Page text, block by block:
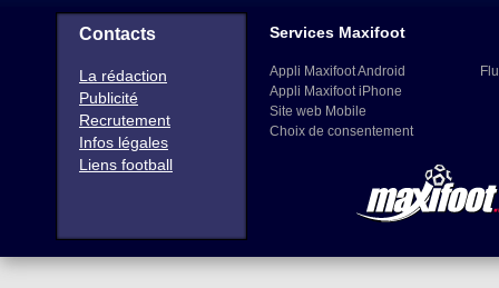
Contacts
La rédaction
Publicité
Recrutement
Infos légales
Liens football
Services Maxifoot
Appli Maxifoot Android
Appli Maxifoot iPhone
Site web Mobile
Choix de consentement